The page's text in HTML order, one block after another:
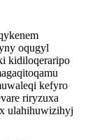
oqugyl
kidiloqeraripo
kefyro
riryzuxa
ulahihuwizihyj